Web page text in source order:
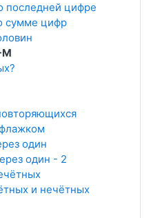
последней цифре
сумме цифр
один
один - 2
и нечётных